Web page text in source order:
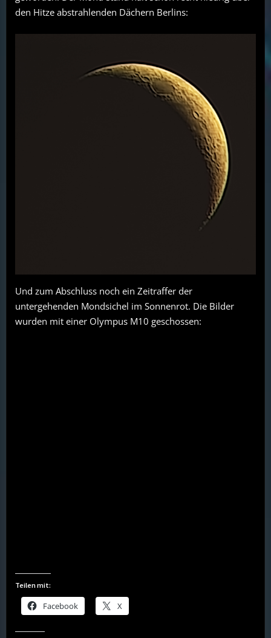
den Hitze abstrahlenden Dächern Berlins:
Und zum Abschluss noch ein Zeitraffer der
untergehenden Mondsichel im Sonnenrot. Die Bilder
wurden mit einer Olympus M10 geschossen:
Teilen mit:
Facebook X